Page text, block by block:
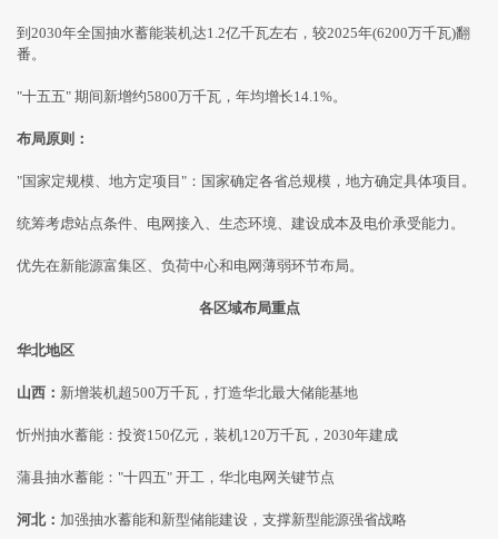
到2030年全国抽水蓄能装机达1.2亿千瓦左右，较2025年(6200万千瓦)翻
番。
"十五五" 期间新增约5800万千瓦，年均增长14.1%。
布局原则：
"国家定规模、地方定项目"：国家确定各省总规模，地方确定具体项目。
统筹考虑站点条件、电网接入、生态环境、建设成本及电价承受能力。
优先在新能源富集区、负荷中心和电网薄弱环节布局。
各区域布局重点
华北地区
山西： 新增装机超500万千瓦，打造华北最大储能基地
忻州抽水蓄能：投资150亿元，装机120万千瓦，2030年建成
蒲县抽水蓄能："十四五" 开工，华北电网关键节点
河北： 加强抽水蓄能和新型储能建设，支撑新型能源强省战略